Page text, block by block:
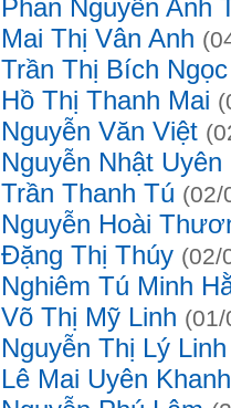
Phan Nguyễn Anh
Mai Thị Vân Anh
Trần Thị Bích Ngọc
Hồ Thị Thanh Mai
Nguyễn Văn Việt
Nguyễn Nhật Uyên
Trần Thanh Tú (02/
Nguyễn Hoài
Đặng Thị Thúy (02/
Nghiêm Tú Minh
Võ Thị Mỹ Linh
Nguyễn Thị Lý Linh
Lê Mai Uyên Khanh